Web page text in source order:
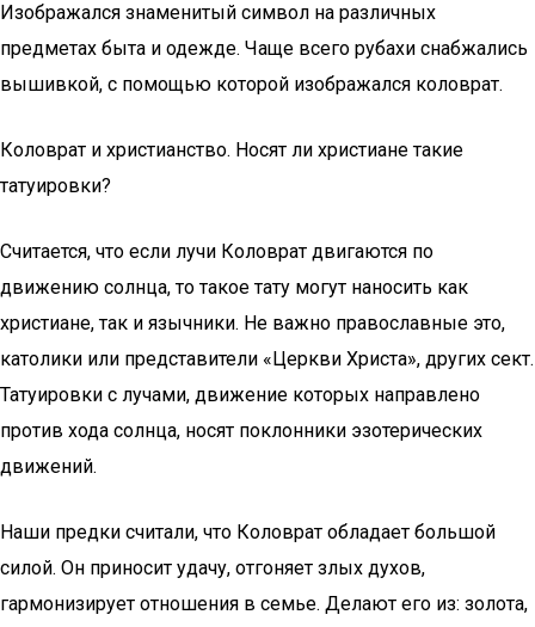
Изображался знаменитый символ на различных
предметах быта и одежде. Чаще всего рубахи снабжались
вышивкой, с помощью которой изображался коловрат.
Коловрат и христианство. Носят ли христиане такие
татуировки?
Считается, что если лучи Коловрат двигаются по
движению солнца, то такое тату могут наносить как
христиане, так и язычники. Не важно православные это,
католики или представители «Церкви Христа», других сект.
Татуировки с лучами, движение которых направлено
против хода солнца, носят поклонники эзотерических
движений.
Наши предки считали, что Коловрат обладает большой
силой. Он приносит удачу, отгоняет злых духов,
гармонизирует отношения в семье. Делают его из: золота,